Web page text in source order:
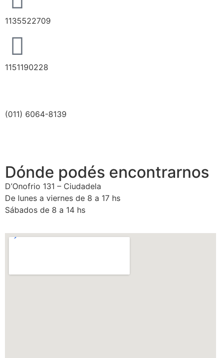
1135522709
1151190228
(011) 6064-8139
Dónde podés encontrarnos
D’Onofrio 131 – Ciudadela
De lunes a viernes de 8 a 17 hs
Sábados de 8 a 14 hs